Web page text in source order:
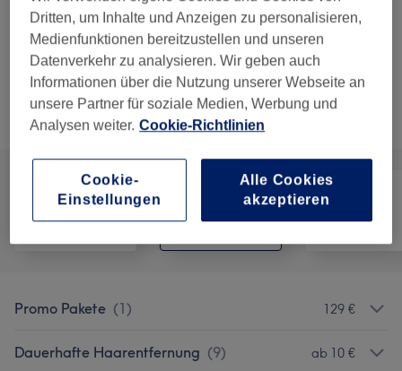
15 Min.
Details anzeigen
5 weitere passende Services anzeigen...
Nicht gefunden wonach du gesucht hast?
Alle Services
Alle Haarentfernung Gesicht
Promo Pakete (1) 129 €
Dauerhafte Haarentfernung (9) ab 10 €
Dritten, um Inhalte und Anzeigen zu personalisieren,
Medienfunktionen bereitzustellen und unseren
Datenverkehr zu analysieren. Wir geben auch
Informationen über die Nutzung unserer Webseite an
unsere Partner für soziale Medien, Werbung und
Analysen weiter. Cookie-Richtlinien
Cookie-
Einstellungen
Alle Cookies
akzeptieren